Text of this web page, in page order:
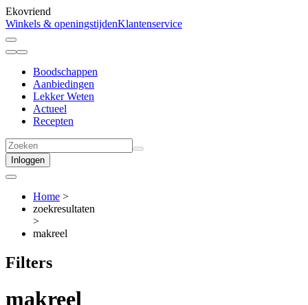
Ekovriend
Winkels & openingstijdenKlantenservice
Boodschappen
Aanbiedingen
Lekker Weten
Actueel
Recepten
Inloggen
Home >
zoekresultaten
>
makreel
Filters
makreel